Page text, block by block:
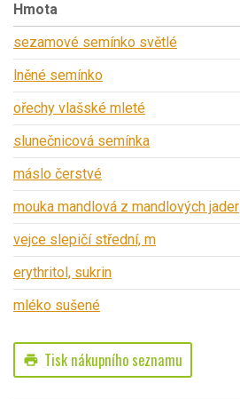
Hmota
sezamové semínko světlé
lněné semínko
ořechy vlašské mleté
slunečnicová semínka
máslo čerstvé
mouka mandlová z mandlových jader
vejce slepičí střední, m
erythritol, sukrin
mléko sušené
print Tisk nákupního seznamu